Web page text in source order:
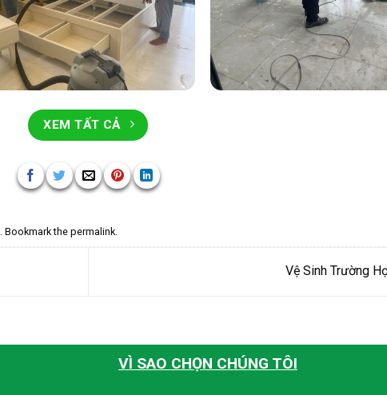
XEM TẤT CẢ
. Bookmark the permalink.
Vệ Sinh Trường
VÌ SAO CHỌN CHÚNG TÔI